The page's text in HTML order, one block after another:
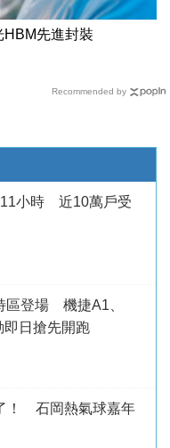
HBM先進封裝
Recommended by
小時 近10萬戶受
區登場 機捷A1、
日搶先開跑
！ 石岡熱氣球嘉年